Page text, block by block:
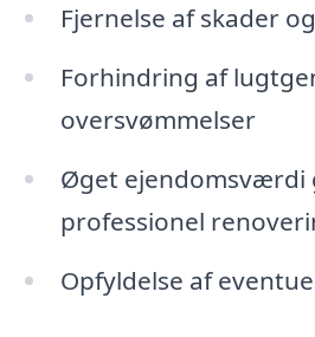
Fjernelse af skader
Forhindring af
oversvømmelser
Øget ejendomsværdi
professionel
Opfyldelse af